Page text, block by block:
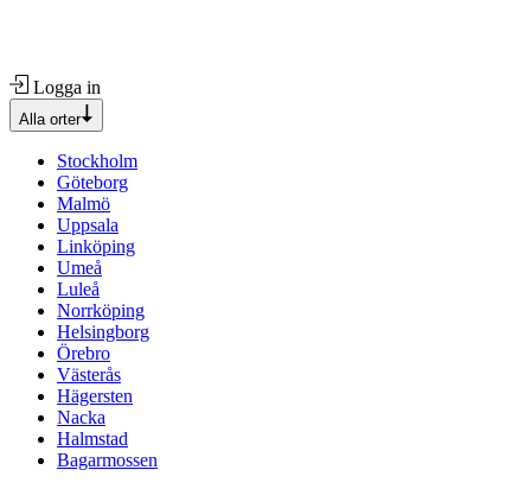
Logga in
Alla orter
Stockholm
Göteborg
Malmö
Uppsala
Linköping
Umeå
Luleå
Norrköping
Helsingborg
Örebro
Västerås
Hägersten
Nacka
Halmstad
Bagarmossen